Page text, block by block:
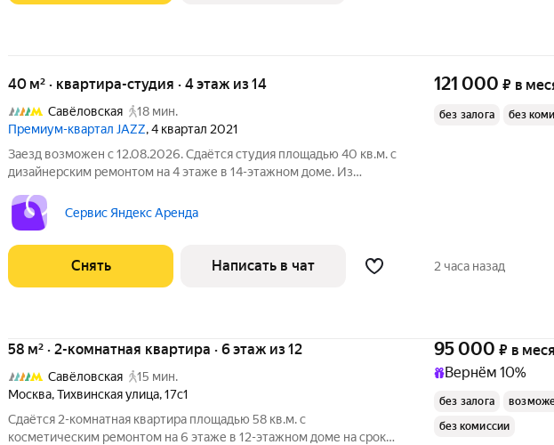
40 м² · квартира-студия · 4 этаж из 14
Савёловская
18 мин.
Премиум-квартал JAZZ, 4 квартал 2021
Заезд возможен с 12.08.2026. Сдаётся студия площадью 40 кв.м. с
дизайнерским ремонтом на 4 этаже в 14-этажном доме. Из
Холодильник Посудомоечная машина Кондиционер
Микроволновка Дом -
Сервис Яндекс Аренда
121 000 ₽ в
без залога без
Снять Написать в чат 2 часа назад
58 м² · 2-комнатная квартира · 6 этаж из 12
Савёловская
15 мин.
Москва,Тихвинская улица,17с1
Сдаётся 2-комнатная квартира площадью 58 кв.м. с
косметическим ремонтом на 6 этаже в 12-этажном доме на срок
95 000 ₽ в
Вернём 10%
без залога
без комиссии